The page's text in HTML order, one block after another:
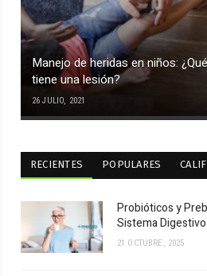
Manejo de heridas en niños:
tiene una lesión?
26 JULIO, 2021
RECIENTES POPULARES
Probióticos y
Sistema Digestivo
21 OCTUBRE, 2025